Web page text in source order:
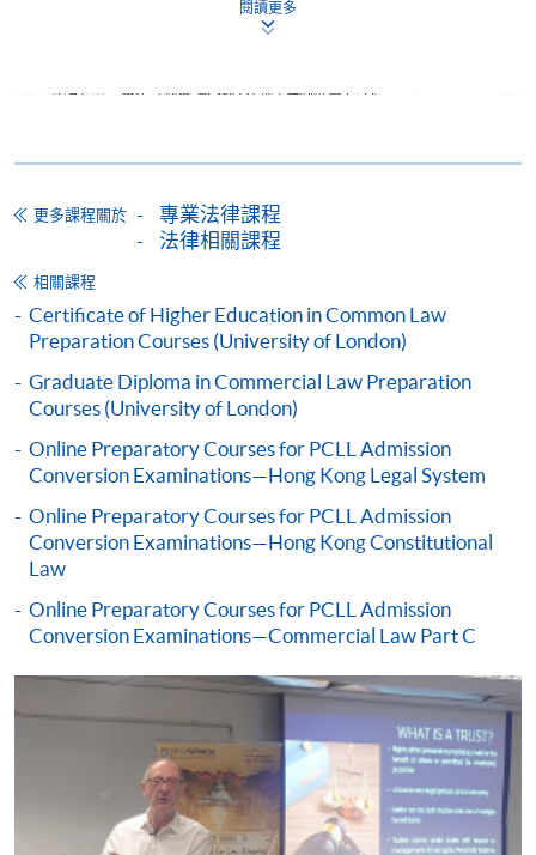
副學士或文憑持有者；或同等資格。
必須在第一學年註冊修讀L4級科目“法律制度與方法”。
* 完成CertHE的學生可以直接申請從法學學士標準入學
根據課程規定，學生可以將學習時間延長最多6年，我
們鼓勵學習時間較為有限的入學者考慮這個學習節
奏。
學生們也可以申請轉到倫敦大學繼續學習，包括通過
獲得在HKU SPACE學習倫敦大學全球法律學士課程所
法律學士課程的二年級甚至三年級。
點擊 此處
獲取
倫敦大學保留在發出註冊邀請前要求申請人提供其認
https://london.ac.uk/applications/how-apply/am-i-
qualified
閱讀更多
更多課程關於
專業法律課程
法律相關課程
相關課程
Certificate of Higher Education in Common Law
Preparation Courses (University of London)
Graduate Diploma in Commercial Law Preparation
Courses (University of London)
Online Preparatory Courses for PCLL Admission
Conversion Examinations—Hong Kong Legal System
Online Preparatory Courses for PCLL Admission
Conversion Examinations—Hong Kong Constitutional
Law
Online Preparatory Courses for PCLL Admission
Conversion Examinations—Commercial Law Part C